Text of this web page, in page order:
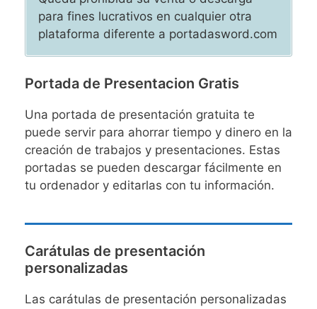
para fines lucrativos en cualquier otra
plataforma diferente a portadasword.com
Portada de Presentacion Gratis
Una portada de presentación gratuita te
puede servir para ahorrar tiempo y dinero en la
creación de trabajos y presentaciones. Estas
portadas se pueden descargar fácilmente en
tu ordenador y editarlas con tu información.
Carátulas de presentación
personalizadas
Las carátulas de presentación personalizadas